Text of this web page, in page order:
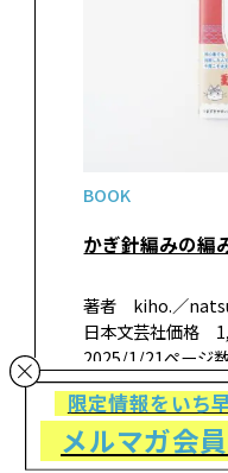
BOOK
かぎ針編みの編
著者 kiho.／
日本文芸社価格
2025/1/21ページ
ズ） A5判ISBN
介編み図の読み方
限定情報をいち
メルマガ会